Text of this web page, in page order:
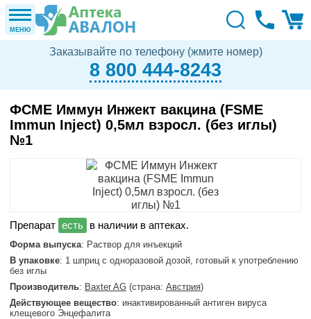
МЕНЮ
Заказывайте по телефону (жмите номер)
8 800 444-8243
ФСМЕ Иммун Инжект вакцина (FSME
Immun Inject) 0,5мл взросл. (без иглы)
№1
в наличии в аптеках.
Форма выпуска: Раствор для инъекций
В упаковке: 1 шприц c одноразовой дозой, готовый к употреблению
без иглы
Производитель: Baxter AG (страна: Австрия)
Действующее вещество: инактивированный антиген вируса
клещевого Энцефалита